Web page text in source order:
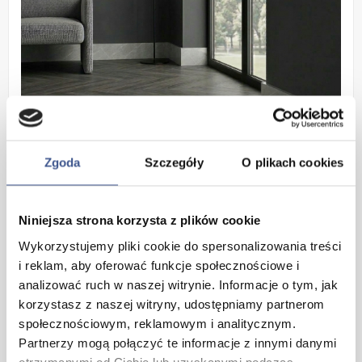
Zgoda Szczegóły O plikach cookies
Niniejsza strona korzysta z plików cookie
Wykorzystujemy pliki cookie do spersonalizowania treści
i reklam, aby oferować funkcje społecznościowe i
analizować ruch w naszej witrynie. Informacje o tym, jak
korzystasz z naszej witryny, udostępniamy partnerom
społecznościowym, reklamowym i analitycznym.
Partnerzy mogą połączyć te informacje z innymi danymi
Kluczowe właściwości: